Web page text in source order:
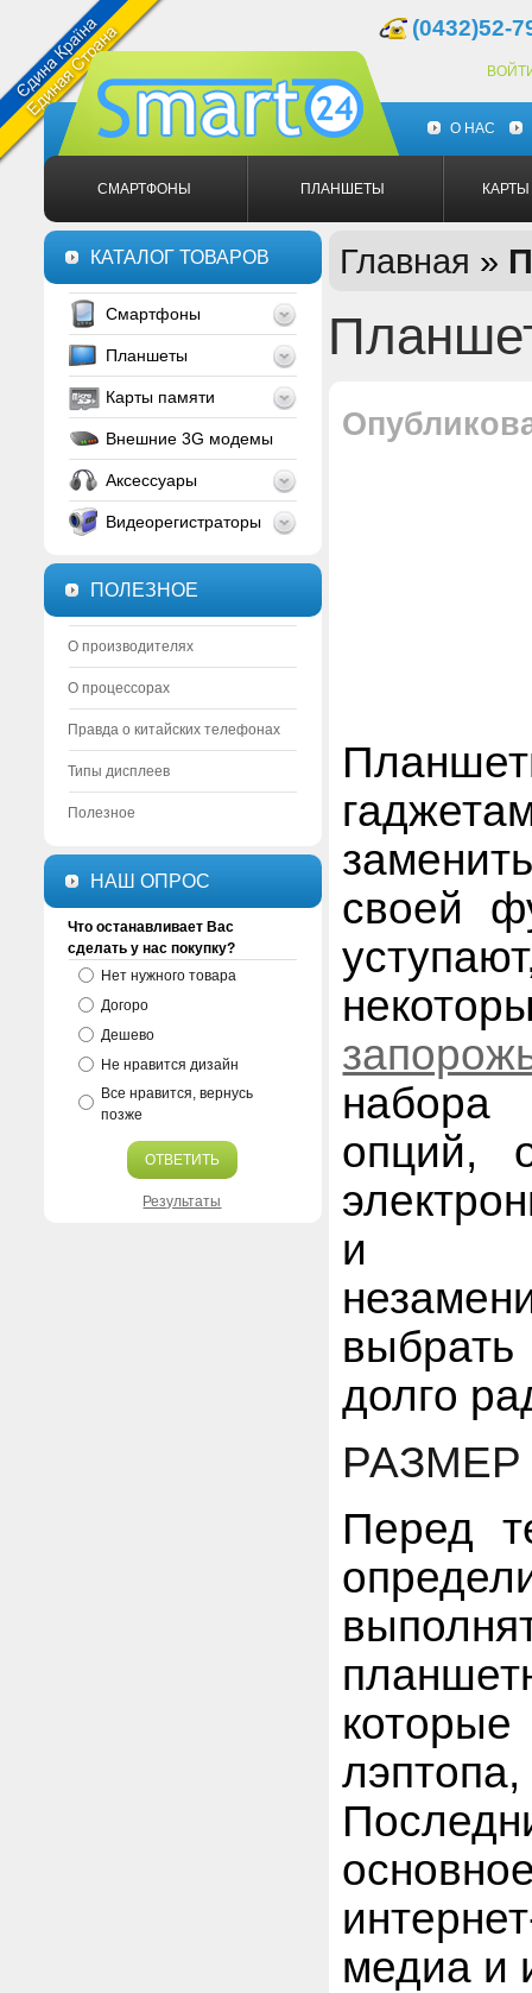
(0432)52-
О НАС
СМАРТФОНЫ ПЛАНШЕТЫ
КАТАЛОГ ТОВАРОВ
Смартфоны
Планшеты
Карты памяти
Внешние 3G модемы
Аксессуары
Видеорегистраторы
ПОЛЕЗНОЕ
О производителях
О процессорах
Правда о китайских телефонах
Типы дисплеев
Полезное
НАШ ОПРОС
Что останавливает Вас
сделать у нас покупку?
Нет нужного товара
Догоро
Дешево
Не нравится дизайн
Все нравится, вернусь
позже
ОТВЕТИТЬ
Результаты
Главная »
своей
опций,
и
долго
Перед
медиа и